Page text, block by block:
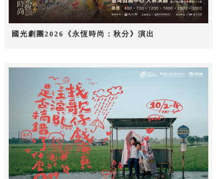
國光劇團2026《永恆時尚：秋分》演出